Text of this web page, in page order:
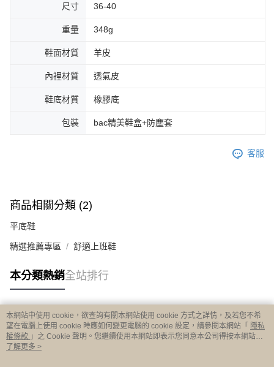
尺寸 36-40
重量 348g
鞋面材質 羊皮
內裡材質 透氣皮
鞋底材質 橡膠底
包裝 bac精美鞋盒+防塵套
客服
商品相關分類 (2)
平底鞋
精選推薦專區 舒適上班鞋
本分類熱銷全站排行
熱門標籤
本網站中使用 cookie，欲查詢有關本網站使用 cookie 方式之詳情，及若您不希
望在電腦上使用 cookie 時應如何變更電腦的 cookie 設定，請參閱本網站「 隱私
權條款 」之 Cookie 聲明。您繼續使用本網站即表示您同意本公司得按本網站使
用條款之 Cookie 聲明使用 cookie。
了解更多 >